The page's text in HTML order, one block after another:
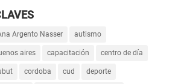
Argento Nasser autismo
aires capacitación centro de día
cordoba cud deporte